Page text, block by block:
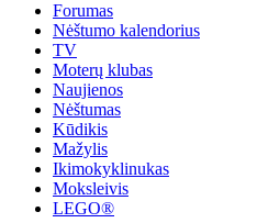
Forumas
Nėštumo kalendorius
TV
Moterų klubas
Naujienos
Nėštumas
Kūdikis
Mažylis
Ikimokyklinukas
Moksleivis
LEGO®